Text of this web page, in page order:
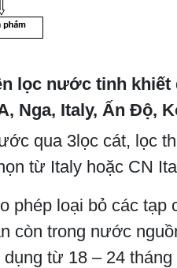
lọc nước tinh
Nga, Italy, Ấn Độ,
qua 3lọc cát, lọc
từ Italy hoặc CN
phép loại bỏ các
còn trong nước
từ 18 – 24